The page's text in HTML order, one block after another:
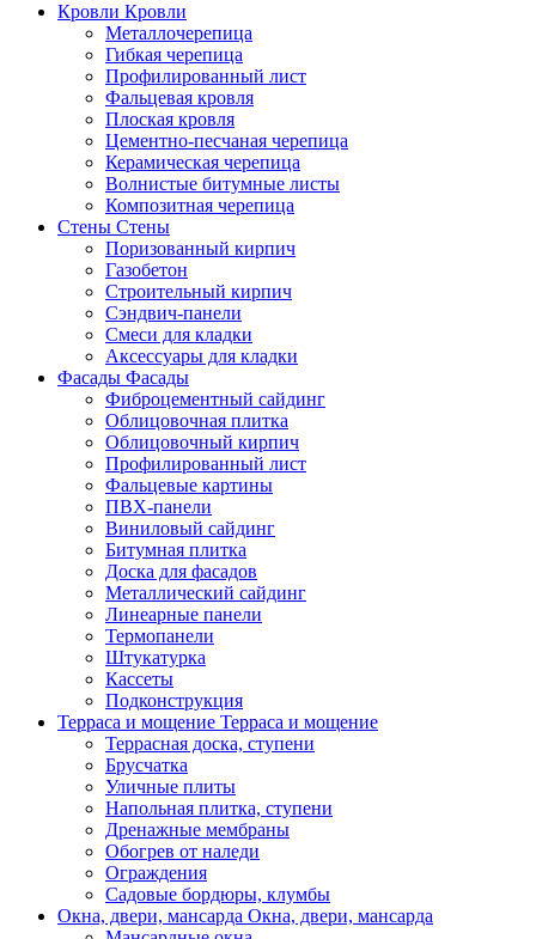
Кровли Кровли
Металлочерепица
Гибкая черепица
Профилированный лист
Фальцевая кровля
Плоская кровля
Цементно-песчаная черепица
Керамическая черепица
Волнистые битумные листы
Композитная черепица
Стены Стены
Поризованный кирпич
Газобетон
Строительный кирпич
Сэндвич-панели
Смеси для кладки
Аксессуары для кладки
Фасады Фасады
Фиброцементный сайдинг
Облицовочная плитка
Облицовочный кирпич
Профилированный лист
Фальцевые картины
ПВХ-панели
Виниловый сайдинг
Битумная плитка
Доска для фасадов
Металлический сайдинг
Линеарные панели
Термопанели
Штукатурка
Кассеты
Подконструкция
Терраса и мощение Терраса и мощение
Террасная доска, ступени
Брусчатка
Уличные плиты
Напольная плитка, ступени
Дренажные мембраны
Обогрев от наледи
Ограждения
Садовые бордюры, клумбы
Окна, двери, мансарда Окна, двери, мансарда